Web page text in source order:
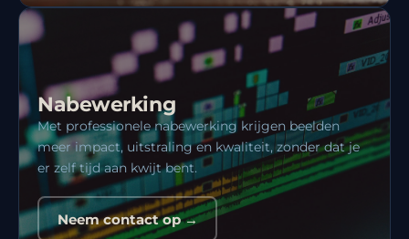
Nabewerking
Met professionele nabewerking krijgen beelden
meer impact, uitstraling en kwaliteit, zonder dat je
er zelf tijd aan kwijt bent.
Neem contact op →